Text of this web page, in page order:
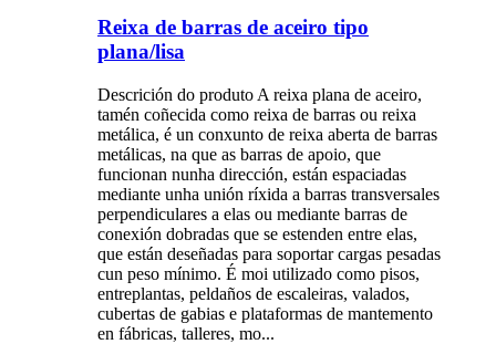
Reixa de barras de aceiro tipo
plana/lisa
Descrición do produto A reixa plana de aceiro,
tamén coñecida como reixa de barras ou reixa
metálica, é un conxunto de reixa aberta de barras
metálicas, na que as barras de apoio, que
funcionan nunha dirección, están espaciadas
mediante unha unión ríxida a barras transversales
perpendiculares a elas ou mediante barras de
conexión dobradas que se estenden entre elas,
que están deseñadas para soportar cargas pesadas
cun peso mínimo. É moi utilizado como pisos,
entreplantas, peldaños de escaleiras, valados,
cubertas de gabias e plataformas de mantemento
en fábricas, talleres, mo...